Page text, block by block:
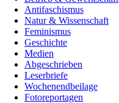
Antifaschismus
Natur & Wissenschaft
Feminismus
Geschichte
Medien
Abgeschrieben
Leserbriefe
Wochenendbeilage
Fotoreportagen